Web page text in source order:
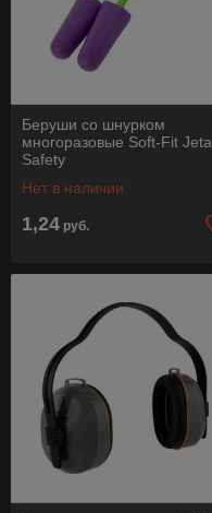
Беруши со шнурком
многоразовые Soft-Fit Jeta
Safety
Нет в наличии
1,24 руб.